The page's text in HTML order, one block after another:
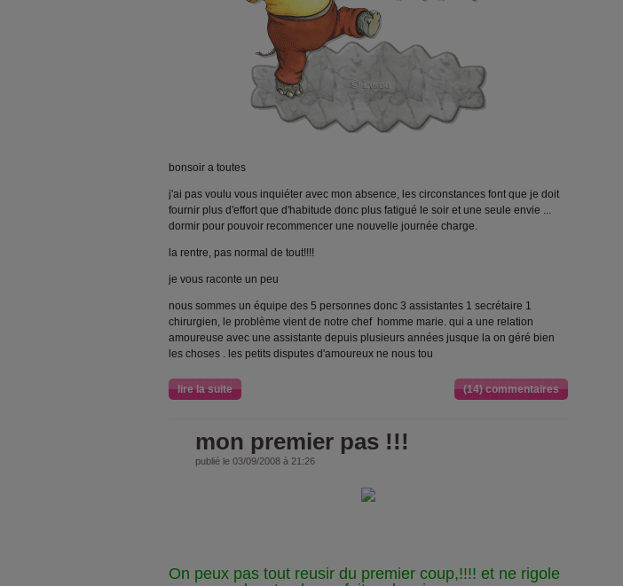
bonsoir a toutes
j'ai pas voulu vous inquiéter avec mon absence, les circonstances font que je doit
fournir plus d'effort que d'habitude donc plus fatigué le soir et une seule envie ...
dormir pour pouvoir recommencer une nouvelle journée charge.
la rentre, pas normal de tout!!!!
je vous raconte un peu
nous sommes un équipe des 5 personnes donc 3 assistantes 1 secrétaire 1
chirurgien, le problème vient de notre chef homme marie. qui a une relation
amoureuse avec une assistante depuis plusieurs années jusque la on géré bien
les choses . les petits disputes d'amoureux ne nous tou
lire la suite (14) commentaires
mon premier pas !!!
publié le 03/09/2008 à 21:26
On peux pas tout reusir du premier coup,!!!! et ne rigole